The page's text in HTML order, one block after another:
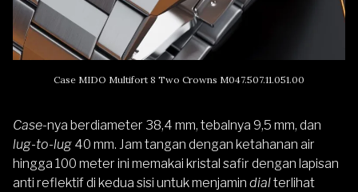
Case MIDO Multifort 8 Two Crowns M047.507.11.051.00
Case-nya berdiameter 38,4 mm, tebalnya 9,5 mm, dan
lug-to-lug 40 mm. Jam tangan dengan ketahanan air
hingga 100 meter ini memakai kristal safir dengan lapisan
anti reflektif di kedua sisi untuk menjamin dialterlihat